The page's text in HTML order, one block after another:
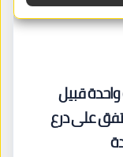
في ليلة واحدة قبيل
أوروبية تتفق على درع